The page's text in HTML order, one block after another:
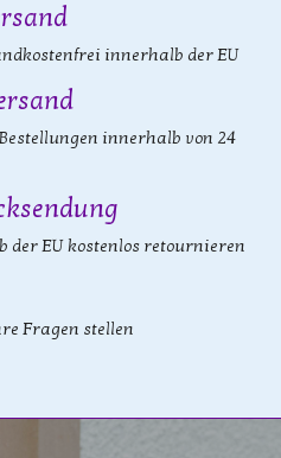
innerhalb der EU
innerhalb von 24
der EU kostenlos retournieren
Fragen stellen